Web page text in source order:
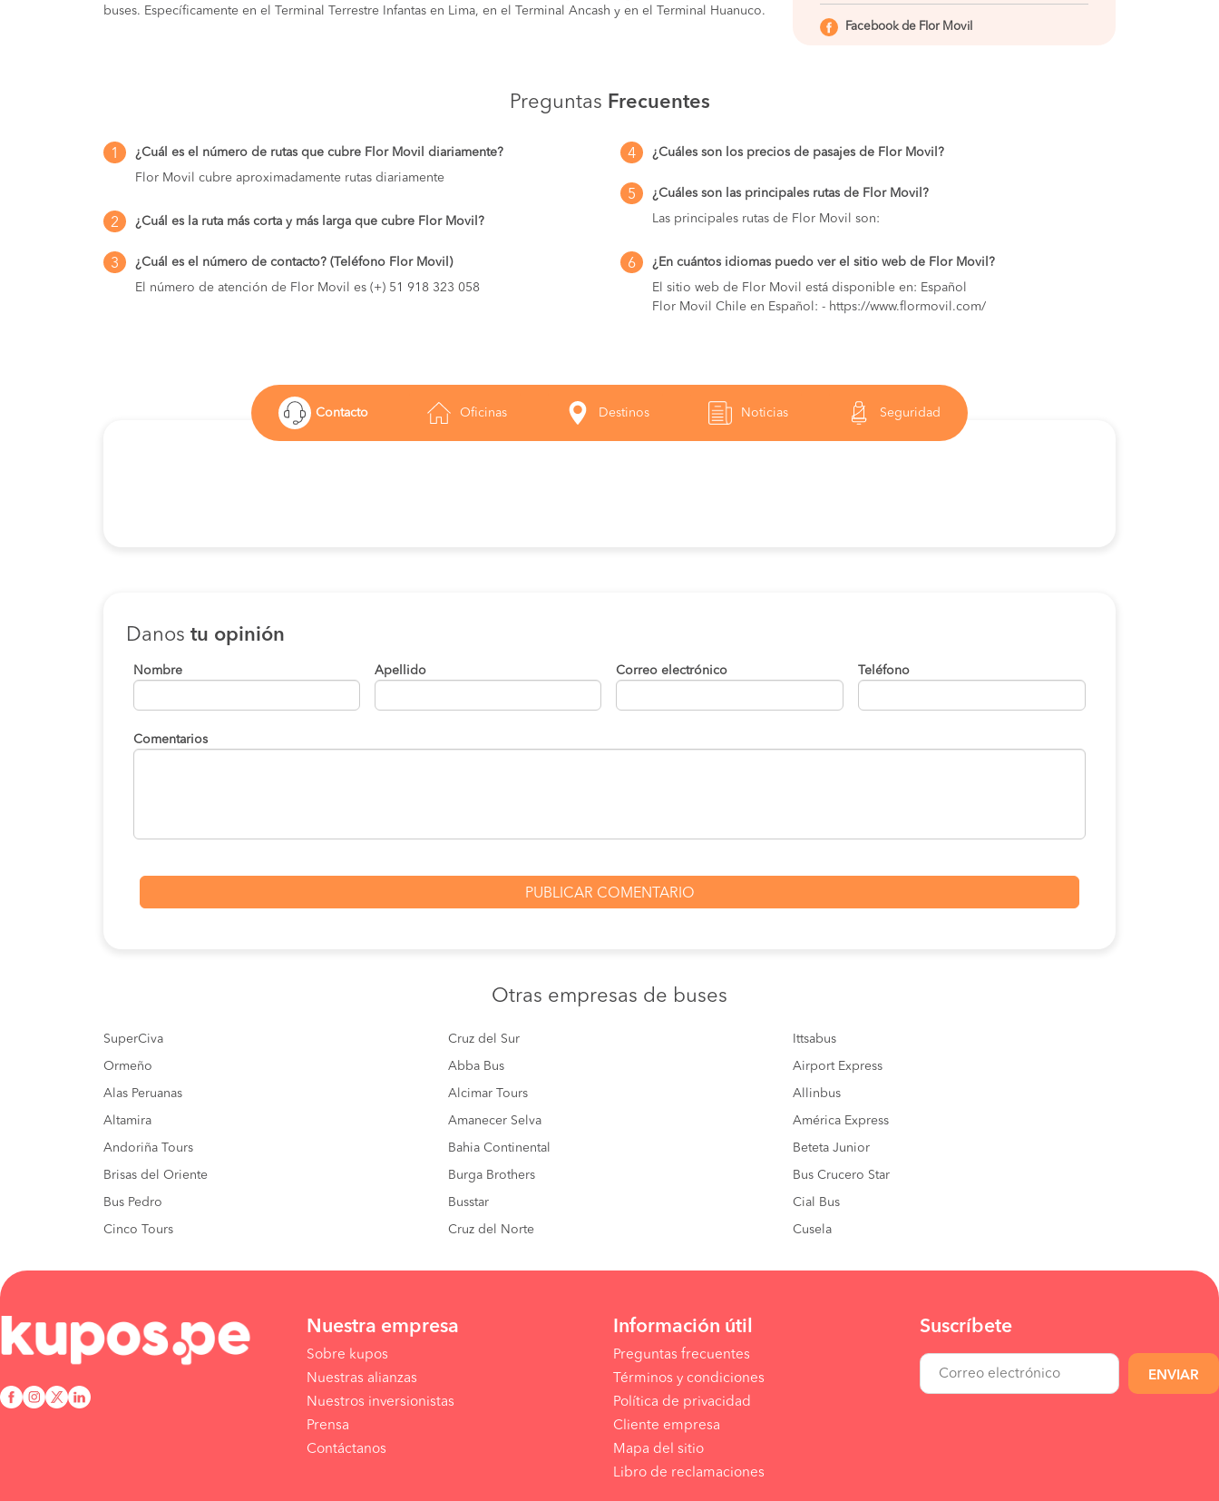
buses. Específicamente en el Terminal Terrestre Infantas en Lima, en el Terminal Ancash y en el Terminal Huanuco.
Facebook de Flor Movil
Preguntas Frecuentes
1
¿Cuál es el número de rutas que cubre Flor Movil diariamente?
Flor Movil cubre aproximadamente rutas diariamente
2 ¿Cuál es la ruta más corta y más larga que cubre Flor Movil?
3
¿Cuál es el número de contacto? (Teléfono Flor Movil)
El número de atención de Flor Movil es (+) 51 918 323 058
4 ¿Cuáles son los precios de pasajes de Flor Movil?
5
¿Cuáles son las principales rutas de Flor Movil?
Las principales rutas de Flor Movil son:
6
¿En cuántos idiomas puedo ver el sitio web de Flor Movil?
El sitio web de Flor Movil está disponible en: Español
Flor Movil Chile en Español: - https://www.flormovil.com/
Contacto Oficinas Destinos Noticias Seguridad
Danos tu opinión
Nombre Apellido Correo electrónico Teléfono
Comentarios
Otras empresas de buses
SuperCiva Cruz del Sur Ittsabus
Ormeño Abba Bus Airport Express
Alas Peruanas Alcimar Tours Allinbus
Altamira Amanecer Selva América Express
Andoriña Tours Bahia Continental Beteta Junior
Brisas del Oriente Burga Brothers Bus Crucero Star
Bus Pedro Busstar Cial Bus
Cinco Tours Cruz del Norte Cusela
Nuestra empresa
Sobre kupos
Nuestras alianzas
Nuestros inversionistas
Prensa
Contáctanos
Información útil
Preguntas frecuentes
Términos y condiciones
Política de privacidad
Cliente empresa
Mapa del sitio
Libro de reclamaciones
Suscríbete
ENVIAR